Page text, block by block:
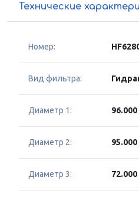
Технические
Номер:
Вид фильтра:
Диаметр 1: 96.000
Диаметр 2: 95.000
Диаметр 3: 72.000